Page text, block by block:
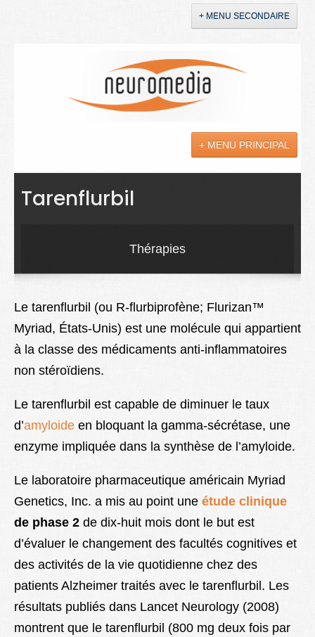
+ MENU SECONDAIRE
+ MENU PRINCIPAL
Actualités
Soins
Droit
Lexique
Better Health
Tarenflurbil
Thérapies
Le tarenflurbil (ou R-flurbiprofène; Flurizan™
Myriad, États-Unis) est une molécule qui appartient
à la classe des médicaments anti-inflammatoires
non stéroïdiens.
Le tarenflurbil est capable de diminuer le taux
d’amyloide en bloquant la gamma-sécrétase, une
enzyme impliquée dans la synthèse de l’amyloide.
Le laboratoire pharmaceutique américain Myriad
Genetics, Inc. a mis au point une étude clinique
de phase 2 de dix-huit mois dont le but est
d’évaluer le changement des facultés cognitives et
des activités de la vie quotidienne chez des
patients Alzheimer traités avec le tarenflurbil. Les
résultats publiés dans Lancet Neurology (2008)
montrent que le tarenflurbil (800 mg deux fois par